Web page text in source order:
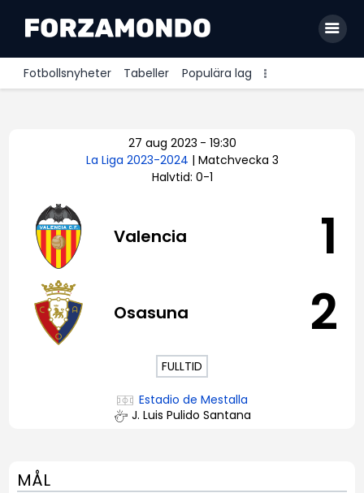
Fotbollsnyheter Tabeller Populära lag
Premier League
Bundesliga
Serie A
27 aug 2023 - 19:30
La Liga 2023-2024 | Matchvecka 3
Halvtid: 0-1
Valencia 1
Osasuna 2
FULLTID
Estadio de Mestalla
J. Luis Pulido Santana
MÅL